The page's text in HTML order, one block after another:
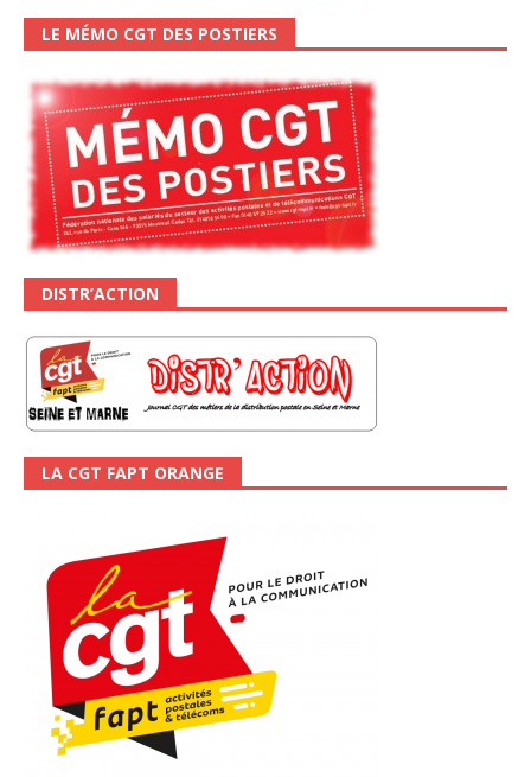
LE MÉMO CGT DES POSTIERS
DISTR’ACTION
LA CGT FAPT ORANGE